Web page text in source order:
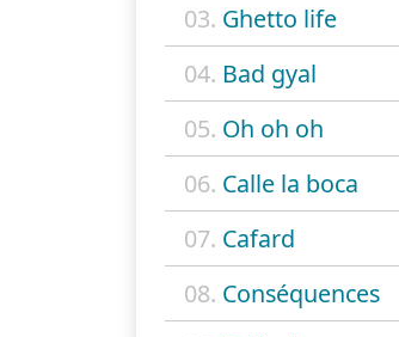
03. Ghetto life
04. Bad gyal
05. Oh oh oh
06. Calle la boca
07. Cafard
08. Conséquences